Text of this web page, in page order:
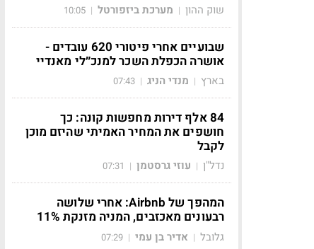
שוק ההון | מערכת ביזפורטל |
10:05
שבועיים אחרי פיטורי 620 עובדים -
אושרה הכפלת השכר למנכ״לי מאנדיי
בארץ | מנדי הניג |
07:43
84 אלף דירות מחפשות קונה: כך
חושפים את המחיר האמיתי שהיזם מוכן
לקבל
נדל"ן | עוזי גרסטמן |
07:31
המהפך של Airbnb: אחרי שלושה
רבעונים מאכזבים, המניה מזנקת 11%
גלובל | אדיר בן עמי |
07:29